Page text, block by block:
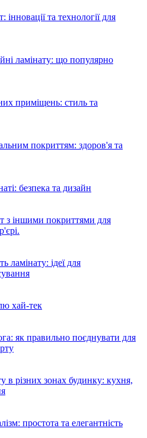
інновації та технології для
ламінату: що популярно
приміщень: стиль та
покриттям: здоров'я та
безпека та дизайн
з іншими покриттями для
ламінату: ідеї для
хай-тек
як правильно поєднувати для
в різних зонах будинку: кухня,
простота та елегантність